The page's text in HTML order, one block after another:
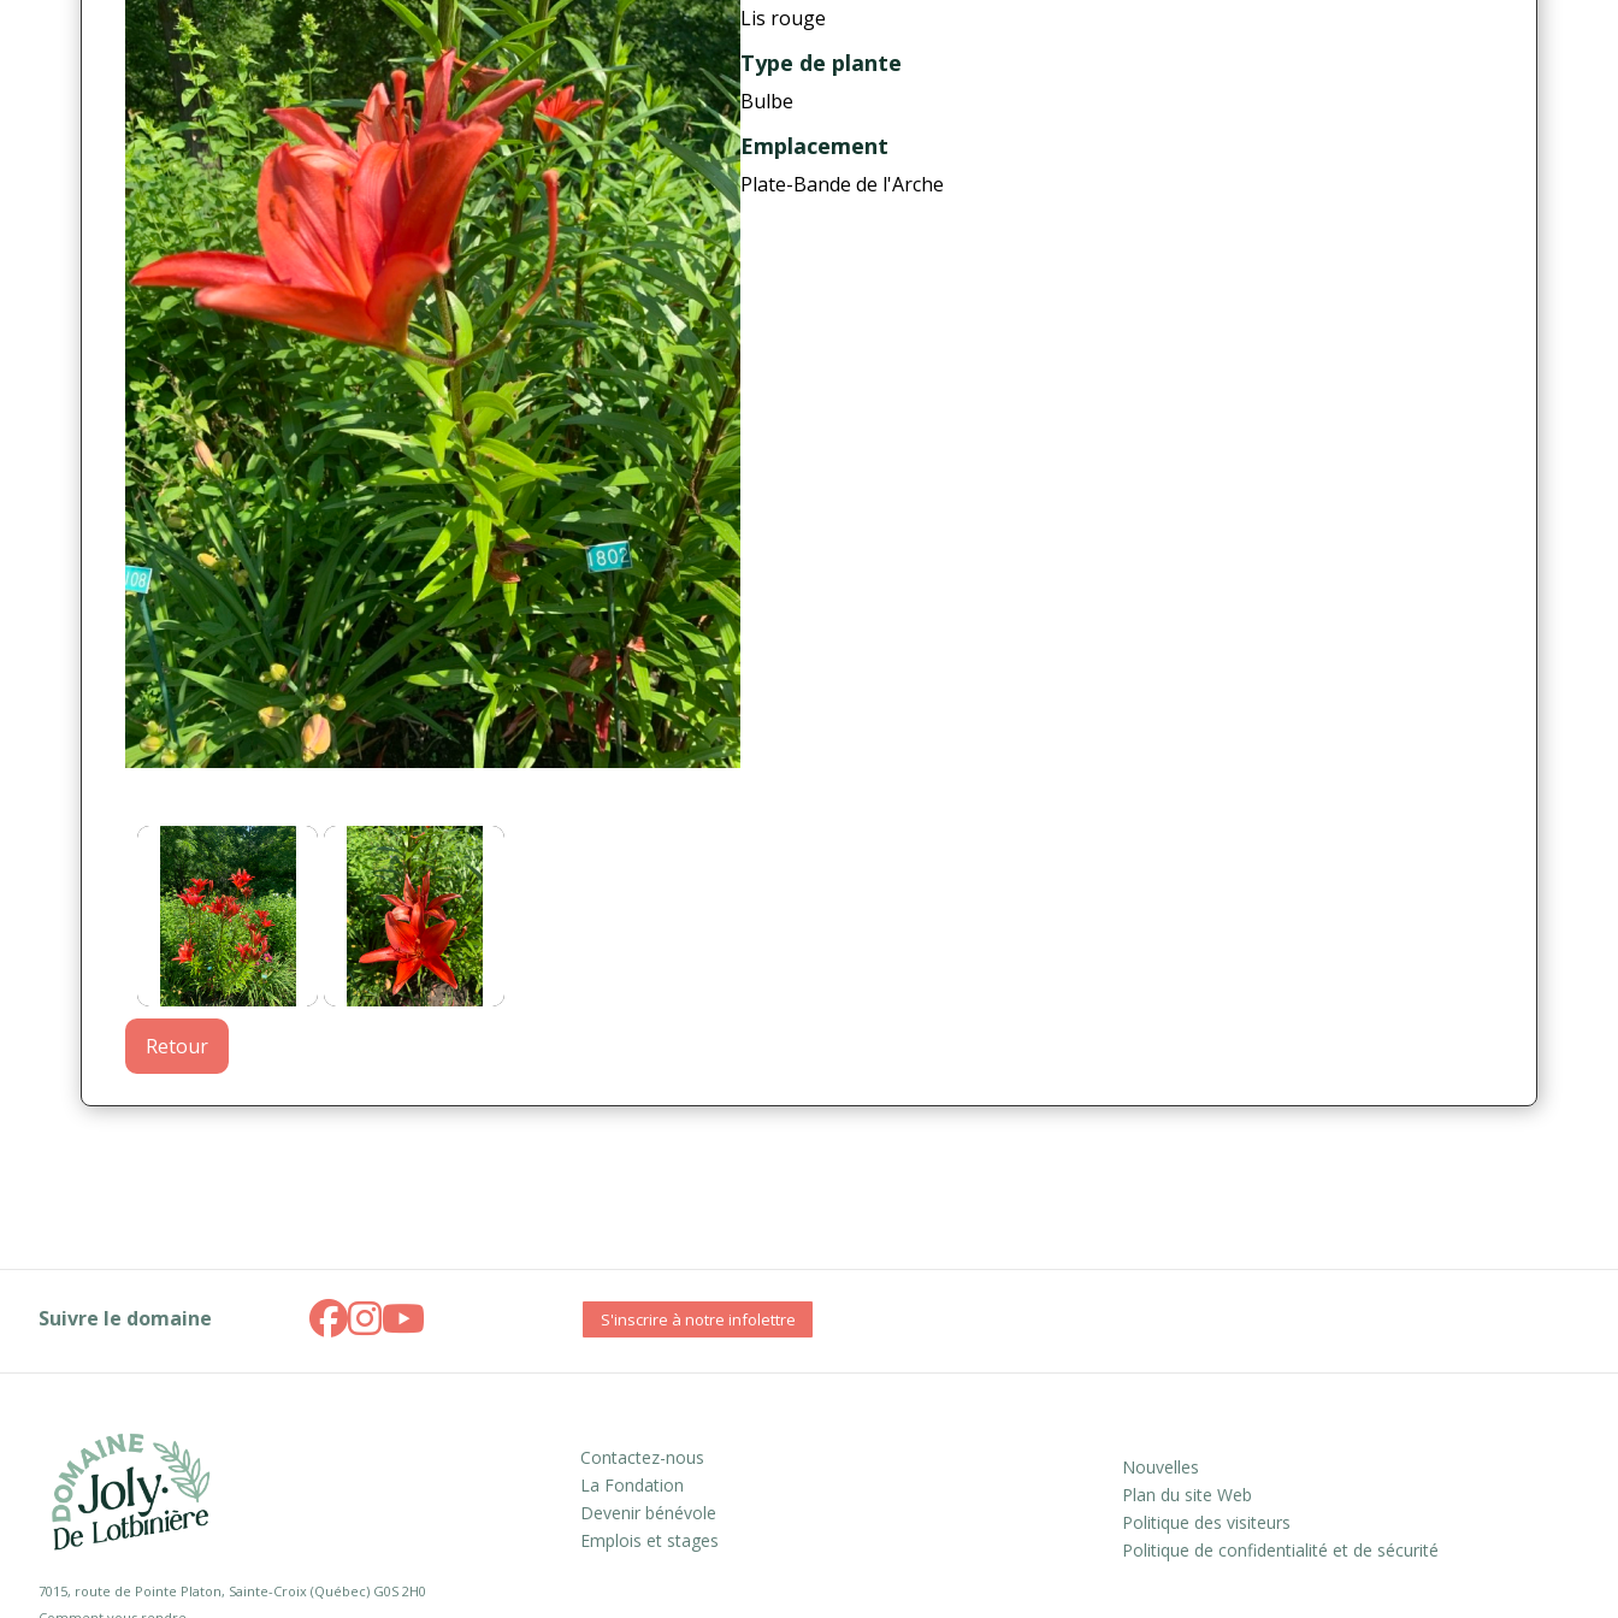
Lis rouge
Type de plante
Bulbe
Emplacement
Plate-Bande de l'Arche
Retour
Suivre le domaine S'inscrire à notre infolettre
7015, route de Pointe Platon, Sainte-Croix (Québec) G0S 2H0
Contactez-nous
La Fondation
Devenir bénévole
Emplois et stages
Nouvelles
Plan du site Web
Politique des visiteurs
Politique de confidentialité et de sécurité